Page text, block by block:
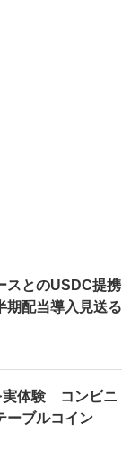
スとのUSDC提携
配当導入見送る
実体験 コンビニ
ーブルコイン